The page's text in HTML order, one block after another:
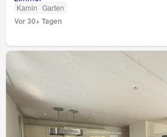
Kamin Garten
Vor 30+ Tagen